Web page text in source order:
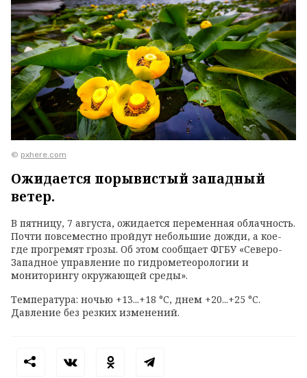
© pxhere.com
Ожидается порывистый западный
ветер.
В пятницу, 7 августа, ожидается переменная облачность.
Почти повсеместно пройдут небольшие дожди, а кое-
где прогремят грозы. Об этом сообщает ФГБУ «Северо-
Западное управление по гидрометеорологии и
мониторингу окружающей среды».
Температура: ночью +13...+18 °C, днем +20...+25 °C.
Давление без резких изменений.